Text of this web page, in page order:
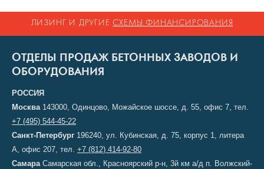
ЛИЗИНГ И ДРУГИЕ СХЕМЫ ФИНАНСИРОВАНИЯ
ОТДЕЛЫ ПРОДАЖ БЕТОННЫХ ЗАВОДОВ И
ОБОРУДОВАНИЯ
РОССИЯ
Москва143000, Одинцово, Можайское шоссе, д. 55, офис 7, тел.
+7 (495) 544-45-22
Санкт-Петербург 196240, ул. Кубинская, д. 75, корпус 1, литера
А, офис 207, тел. +7 (812) 414-92-80
СамараСамарская обл., Красноярский р-н, 3й км а/д п. Волжский-